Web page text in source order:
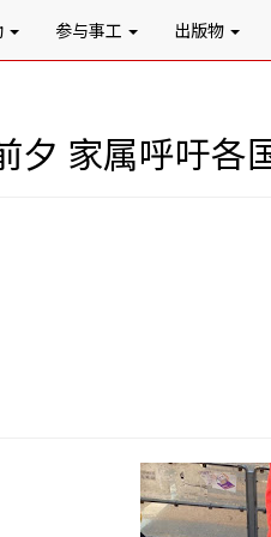
参与事工 出版物
夕 家属呼吁各